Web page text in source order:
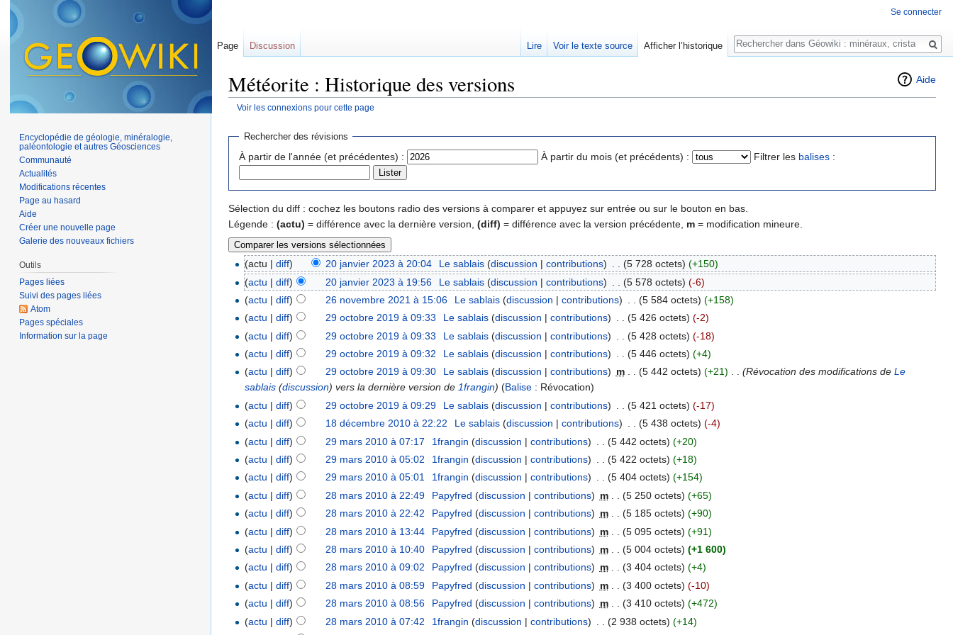
Aide
Météorite : Historique des versions
Voir les connexions pour cette page
Rechercher des révisions
À partir de l'année (et précédentes) : À partir du mois (et précédents) : Filtrer les balises :
Sélection du diff : cochez les boutons radio des versions à comparer et appuyez sur entrée ou sur le bouton en bas.
Légende : (actu) = différence avec la dernière version, (diff) = différence avec la version précédente, m = modification mineure.
(actu |diff) 20 janvier 2023 à 20:04 Le sablais (discussion | contributions) (5 728 octets) (+150)
(actu |diff) 20 janvier 2023 à 19:56 Le sablais (discussion | contributions) (5 578 octets) (-6)
(actu |diff) 26 novembre 2021 à 15:06 Le sablais (discussion | contributions) (5 584 octets) (+158)
(actu |diff) 29 octobre 2019 à 09:33 Le sablais (discussion | contributions) . . (5 426 octets) (-2)
(actu |diff) 29 octobre 2019 à 09:33 Le sablais (discussion | contributions) (5 428 octets) (-18)
(actu |diff) 29 octobre 2019 à 09:32 Le sablais (discussion | contributions) (5 446 octets) (+4)
(actu |diff) 29 octobre 2019 à 09:30 Le sablais (discussion | contributions) m . . (5 442 octets) (+21) . . (Révocation des modifications de Le
sablais (discussion) vers la dernière version de1frangin) (Balise : Révocation)
(actu |diff) 29 octobre 2019 à 09:29 Le sablais (discussion | contributions) (5 421 octets) (-17)
(actu |diff) 18 décembre 2010 à 22:22 Le sablais (discussion | contributions) . . (5 438 octets) (-4)
(actu |diff) 29 mars 2010 à 07:17 1frangin (discussion | contributions) (5 442 octets) (+20)
(actu |diff) 29 mars 2010 à 05:02 1frangin (discussion | contributions) (5 422 octets) (+18)
(actu |diff) 29 mars 2010 à 05:01 1frangin (discussion | contributions) . . (5 404 octets) (+154)
(actu |diff) 28 mars 2010 à 22:49 Papyfred (discussion | contributions) m (5 250 octets) (+65)
(actu |diff) 28 mars 2010 à 22:42 Papyfred (discussion | contributions) m (5 185 octets) (+90)
(actu |diff) 28 mars 2010 à 13:44 Papyfred (discussion | contributions) m (5 095 octets) (+91)
(actu |diff) 28 mars 2010 à 10:40 Papyfred (discussion | contributions) m (5 004 octets) (+1 600)
(actu |diff) 28 mars 2010 à 09:02 Papyfred (discussion | contributions) m . . (3 404 octets) (+4)
(actu |diff) 28 mars 2010 à 08:59 Papyfred (discussion | contributions) m (3 400 octets) (-10)
(actu |diff) 28 mars 2010 à 08:56 Papyfred (discussion | contributions) m (3 410 octets) (+472)
(actu |diff) 28 mars 2010 à 07:42 1frangin (discussion | contributions) (2 938 octets) (+14)
Se connecter
Page Discussion Lire Voir le texte source Afficher l’historique
Rechercher
Encyclopédie de géologie, minéralogie,
paléontologie et autres Géosciences
Communauté
Actualités
Modifications récentes
Page au hasard
Aide
Créer une nouvelle page
Galerie des nouveaux fichiers
Outils
Pages liées
Suivi des pages liées
Atom
Pages spéciales
Information sur la page